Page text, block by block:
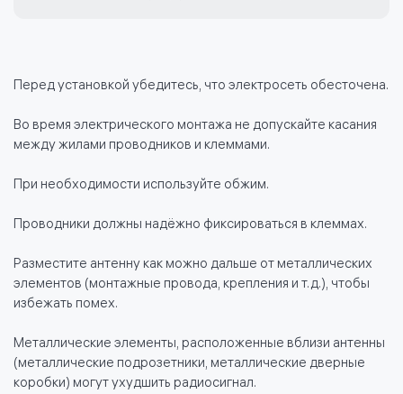
Перед установкой убедитесь, что электросеть обесточена.
Во время электрического монтажа не допускайте касания
между жилами проводников и клеммами.
При необходимости используйте обжим.
Проводники должны надёжно фиксироваться в клеммах.
Разместите антенну как можно дальше от металлических
элементов (монтажные провода, крепления и т.д.), чтобы
избежать помех.
Металлические элементы, расположенные вблизи антенны
(металлические подрозетники, металлические дверные
коробки) могут ухудшить радиосигнал.